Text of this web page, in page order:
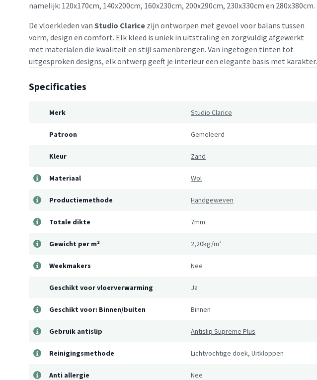
namelijk: 120x170cm, 140x200cm, 160x230cm, 200x290cm, 230x330cm en 280x380cm.
De vloerkleden van Studio Clarice zijn ontworpen met gevoel voor balans tussen
vorm, design en comfort. Elk kleed is uniek in uitstraling en zorgvuldig afgewerkt
met materialen die kwaliteit en stijl samenbrengen. Van ingetogen tinten tot
uitgesproken designs, elk ontwerp geeft je interieur een elegante basis met karakter.
Specificaties
Merk Studio Clarice
Patroon Gemeleerd
Kleur Zand
Materiaal Wol
Productiemethode Handgeweven
Totale dikte 7mm
Gewicht per m² 2,20kg/m²
Weekmakers Nee
Geschikt voor vloerverwarming Ja
Geschikt voor: Binnen/buiten Binnen
Gebruik antislip Antislip Supreme Plus
Reinigingsmethode Lichtvochtige doek, Uitkloppen
Anti allergie Nee